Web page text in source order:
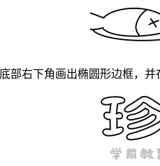
右下角画出椭圆形边框，并